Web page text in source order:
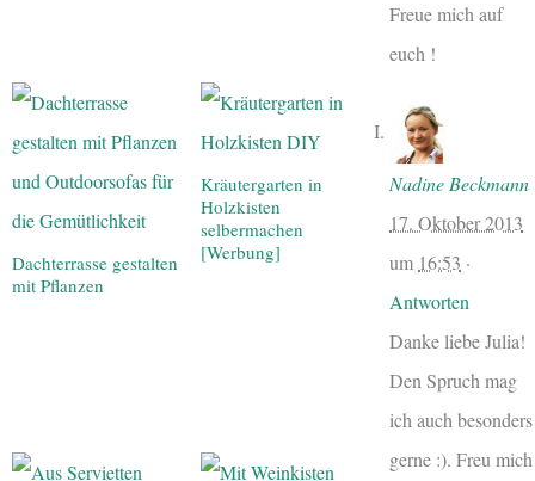
Dachterrasse gestalten
mit Pflanzen
Kräutergarten in
Holzkisten
selbermachen
[Werbung]
Freue mich auf
euch !
Nadine Beckmann
17. Oktober 2013
um 16:53 ·
Antworten
Danke liebe Julia!
Den Spruch mag
ich auch besonders
gerne :). Freu mich